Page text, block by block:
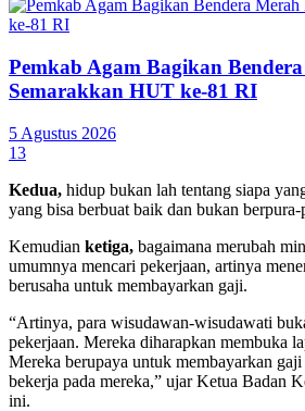
Pemkab Agam Bagikan
Semarakkan HUT ke-81 RI
5 Agustus 2026
13
Kedua, hidup bukan lah tentang siapa
yang bisa berbuat baik dan bukan berpura-
Kemudian ketiga, bagaimana merubah
umumnya mencari pekerjaan, artinya
berusaha untuk membayarkan gaji.
“Artinya, para wisudawan-wisudawati
pekerjaan. Mereka diharapkan membuka
Mereka berupaya untuk membayarkan
bekerja pada mereka,” ujar Ketua Badan
ini.